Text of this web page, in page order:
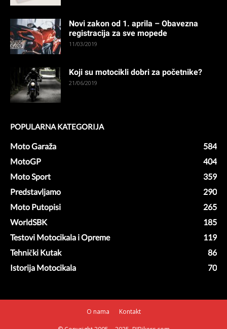
Novi zakon od 1. aprila – Obavezna
registracija za sve mopede
11/03/2019
Koji su motocikli dobri za početnike?
21/06/2019
POPULARNA KATEGORIJA
Moto Garaža
584
MotoGP
404
Moto Sport
359
Predstavljamo
290
Moto Putopisi
265
WorldSBK
185
Testovi Motocikala i Opreme
119
Tehnički Kutak
86
Istorija Motocikala
70
O nama Kontakt